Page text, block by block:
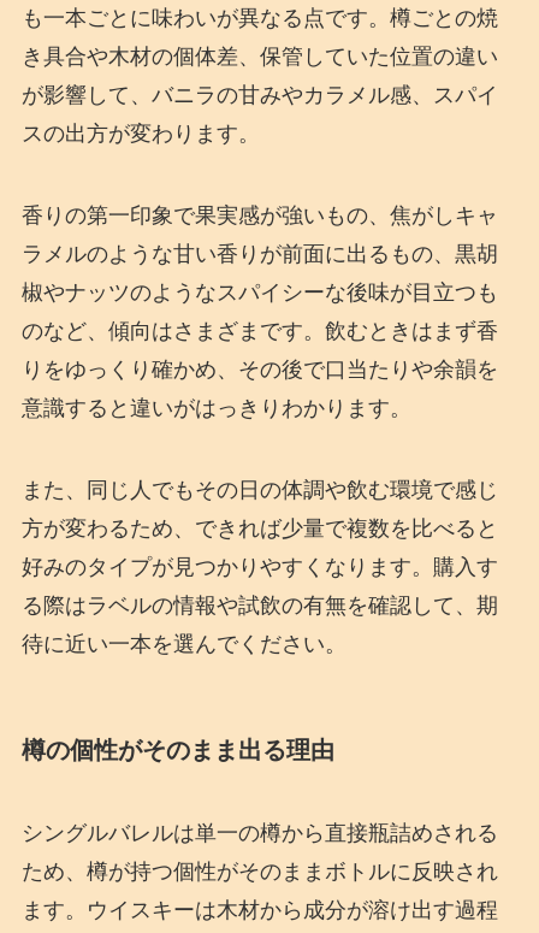
も一本ごとに味わいが異なる点です。樽ごとの焼
き具合や木材の個体差、保管していた位置の違い
が影響して、バニラの甘みやカラメル感、スパイ
スの出方が変わります。
香りの第一印象で果実感が強いもの、焦がしキャ
ラメルのような甘い香りが前面に出るもの、黒胡
椒やナッツのようなスパイシーな後味が目立つも
のなど、傾向はさまざまです。飲むときはまず香
りをゆっくり確かめ、その後で口当たりや余韻を
意識すると違いがはっきりわかります。
また、同じ人でもその日の体調や飲む環境で感じ
方が変わるため、できれば少量で複数を比べると
好みのタイプが見つかりやすくなります。購入す
る際はラベルの情報や試飲の有無を確認して、期
待に近い一本を選んでください。
樽の個性がそのまま出る理由
シングルバレルは単一の樽から直接瓶詰めされる
ため、樽が持つ個性がそのままボトルに反映され
ます。ウイスキーは木材から成分が溶け出す過程